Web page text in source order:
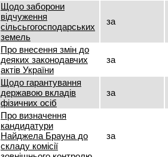
Щодо заборони
відчуження
сільсьгогосподарських
земель
за
Про внесення змін до
деяких законодавчих
актів України
за
Щодо гарантування
державою вкладів
фізичних осіб
за
Про визначення
кандидатури
Найджела Брауна до
складу комісії
за